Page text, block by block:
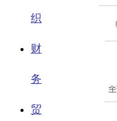
织
财
务
贸